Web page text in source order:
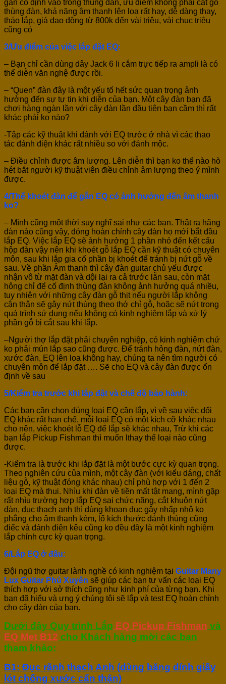
gắn cố định vào trong thùng đàn, ưu điểm không phải cắt gỗ
thùng đàn, khả năng âm thanh lên loa rất hay, dễ dàng thay,
tháo lắp, giá dao động từ 800k đến vài triệu, vài chục triệu
cũng có
3/Ưu điểm của việc lắp đặt EQ:
– Bạn chỉ cần dùng dây Jack 6 li cắm trực tiếp ra ampli là có
thể diễn văn nghệ được rồi.
– “Quen” đàn đây là một yếu tố hết sức quan trọng ảnh
hưởng đến sự tự tin khi diễn của bạn. Một cây đàn bạn đã
chơi hàng ngàn lần với cây đàn lần đầu tiên bạn cầm thì rất
khác phải ko nào?
-Tập các kỹ thuật khi đánh với EQ trước ở nhà vì các thao
tác đánh điện khác rất nhiều so với đánh mộc.
– Điều chỉnh được âm lượng. Lên diễn thì bạn ko thể nào hò
hét bắt người kỹ thuật viên điều chỉnh âm lượng theo ý mình
được.
4/Thế khoét đàn để gắn EQ có ảnh hưởng đến âm thanh
ko?
– Mình cũng một thời suy nghĩ sai như các bạn. Thật ra hãng
đàn nào cũng vậy, đóng hoàn chỉnh cây đàn họ mới bắt đầu
lắp EQ. Việc lắp EQ sẽ ảnh hưởng 1 phần nhỏ đến kết cấu
hộp đàn vậy nên khi khoét gỗ lắp EQ cần kỹ thuật có chuyên
môn, sau khi lắp gia cố phần bị khoét để tránh bị nứt gỗ về
sau. Về phần Âm thanh thì cây đàn guitar chủ yếu được
nhận vô từ mặt đàn và dội lại ra cả trước lẫn sau, còn mặt
hông chỉ để cố định thùng đàn không ảnh hưởng quá nhiều,
tuy nhiên với những cây đàn gỗ thịt nếu người lắp không
cận thận sẽ gây nứt thùng theo thớ chỉ gỗ, hoặc sẽ nứt trong
quá trình sử dụng nếu không có kinh nghiệm lắp và xử lý
phần gỗ bị cắt sau khi lắp.
–Người thợ lắp đặt phải chuyên nghiệp, có kinh nghiệm chứ
ko phải mún lắp sao cũng được. Để tránh hỏng đàn, nứt đàn,
xước đàn, EQ lên loa không hay, chúng ta nên tìm người có
chuyên môn để lắp đặt …. Sẽ cho EQ và cây đàn được ổn
định về sau
5/Kiểm tra trước khi lắp đặt và chế độ bảo hành:
Các bạn cần chọn đúng loại EQ cần lắp, vì về sau việc dổi
EQ khác rất hạn chế, mỗi loại EQ có một kích cỡ khác nhau
cho nên, việc khoét lỗ EQ để lắp sẽ khác nhau, Trừ khi các
bạn lắp Pickup Fishman thì muốn lthay thế loại nào cũng
được.
-Kiểm tra là trước khi lắp đặt là một bước cực kỳ quan trọng.
Theo nghiên cứu của mình, một cây đàn (với kiểu dáng, chất
liệu gỗ, kỹ thuật đóng khác nhau) chỉ phù hợp với 1 đến 2
loại EQ mà thui. Nhìu khi đàn về tiền mất tật mang, mình gặp
rất nhìu trường hợp lắp EQ sai chức năng, cắt khuôn nứt
đàn, đục thạch anh thì dùng khoan đục gây nhấp nhô ko
phẳng cho âm thanh kém, lố kích thước đánh thùng cũng
điếc và đánh điện kêu cũng ko đều đây là một kinh nghiệm
lắp chỉnh cực kỳ quan trọng.
6/Lắp EQ ở đâu:
Đội ngũ thợ guitar lành nghề có kinh nghiệm tại Guitar Many
Lux Guitar Phú Xuyên sẽ giúp các bạn tư vấn các loại EQ
thích hợp với sở thích cũng như kinh phí của từng bạn. Khi
bạn đã hiểu và ưng ý chúng tôi sẽ lắp và test EQ hoàn chỉnh
cho cây đàn của bạn.
Dưới đây Quy trình Lắp EQ Pickup Fishman và
EQ Met B12 cho Khách hàng mời các bạn
tham khảo:
B1: Đục rãnh thạch Anh (dùng băng dính giấy
lót chống xước cẩn thận)